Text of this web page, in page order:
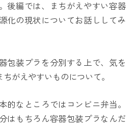
後編では、まちがえやすい容器
化の現状についてお話ししてみ
包装プラを分別する上で、気を
がえやすいものについて。
的なところではコンビニ弁当。
はもちろん容器包装プラなんだ